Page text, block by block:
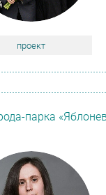
проект
парка